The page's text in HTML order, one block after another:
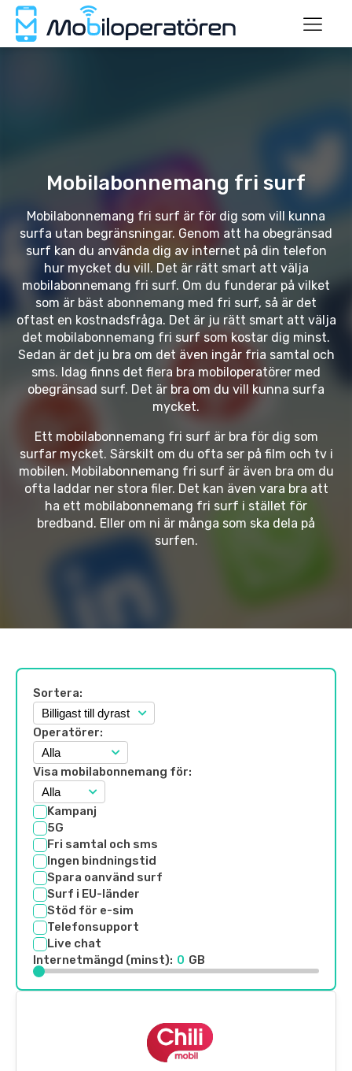
Mobilabonnemang fri surf
Mobilabonnemang fri surf är för dig som vill kunna
surfa utan begränsningar. Genom att ha obegränsad
surf kan du använda dig av internet på din telefon
hur mycket du vill. Det är rätt smart att välja
mobilabonnemang fri surf. Om du funderar på vilket
som är bäst abonnemang med fri surf, så är det
oftast en kostnadsfråga. Det är ju rätt smart att välja
det mobilabonnemang fri surf som kostar dig minst.
Sedan är det ju bra om det även ingår fria samtal och
sms. Idag finns det flera bra mobiloperatörer med
obegränsad surf. Det är bra om du vill kunna surfa
mycket.
Ett mobilabonnemang fri surf är bra för dig som
surfar mycket. Särskilt om du ofta ser på film och tv i
mobilen. Mobilabonnemang fri surf är även bra om du
ofta laddar ner stora filer. Det kan även vara bra att
ha ett mobilabonnemang fri surf i stället för
bredband. Eller om ni är många som ska dela på
surfen.
Sortera:
Operatörer:
Visa mobilabonnemang för:
Kampanj
5G
Fri samtal och sms
Ingen bindningstid
Spara oanvänd surf
Surf i EU-länder
Stöd för e-sim
Telefonsupport
Live chat
Internetmängd (minst): 0 GB